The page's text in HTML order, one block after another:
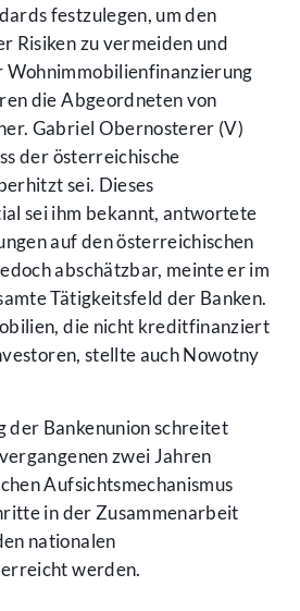
festzulegen, um den
Risiken zu vermeiden und
Wohnimmobilienfinanzierung
die Abgeordneten von
Gabriel Obernosterer (V)
der österreichische
sei. Dieses
sei ihm bekannt, antwortete
auf den österreichischen
abschätzbar, meinte er im
Tätigkeitsfeld der Banken.
die nicht kreditfinanziert
stellte auch Nowotny
der Bankenunion schreitet
zwei Jahren
Aufsichtsmechanismus
in der Zusammenarbeit
nationalen
werden.